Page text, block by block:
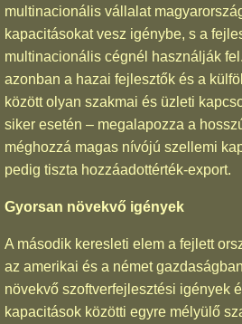
multinacionális vállalat
kapacitásokat vesz igénybe, s a
multinacionális cégnél használják
azonban a hazai fejlesztők és a
között olyan szakmai és üzleti
siker esetén – megalapozza a
méghozzá magas nívójú szellemi
pedig tiszta hozzáadottérték-export.
Gyorsan növekvő igények
A második keresleti elem a fejlett
az amerikai és a német
növekvő szoftverfejlesztési igények
kapacitások közötti egyre mélyülő